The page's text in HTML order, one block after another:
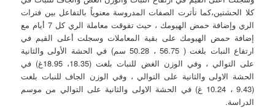
كلا الحشتين،كما تأثرت الصفات المدروسة معنوياً بالتفاعل بين فترات
الري وإضافة حمض الهيومك ، حيث تفوقت معاملة الري كل 7 أيام مع
إضافة حمض الهيومك على بقية المعاملات وسجلت أعلى القيم في
ارتفاع النبات بلغت ( 56.75 ، 50.28 سم) في الحشة الأولى والثانية
على التوالي ، وفي الوزن الغض للنبات بلغت (18.35، 18.95غ) في
الحشة الاولى والثانية على التوالي ، وفي الوزن الجاف للنبات بلغت
(9.43 ، 10.24 غ) في الحشة الاولى والثانية على التوالي من موسم
الدراسة.